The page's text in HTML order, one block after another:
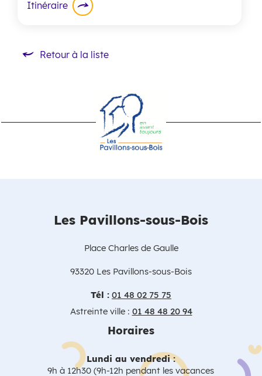
Itinéraire
Retour à la liste
Retour à la liste
Les Pavillons-sous-Bois
Place Charles de Gaulle
93320 Les Pavillons-sous-Bois
Tél : 01 48 02 75 75
Astreinte ville : 01 48 48 20 94
Horaires
Lundi au vendredi :
9h à 12h30 (9h-12h pendant les vacances